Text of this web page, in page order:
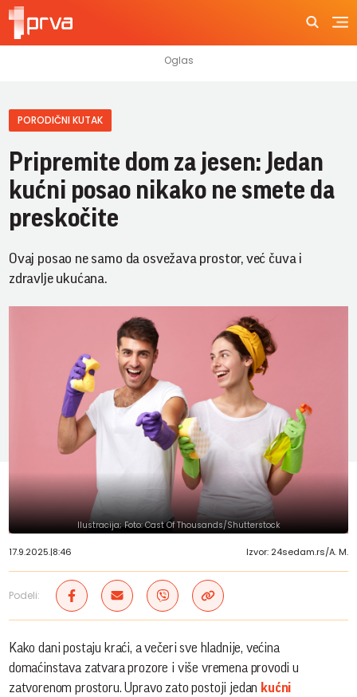
PORODIČNI KUTAK
Pripremite dom za jesen: Jedan
kućni posao nikako ne smete da
preskočite
Ovaj posao ne samo da osvežava prostor, već čuva i
zdravlje ukućana.
Ilustracija; Foto: Cast Of Thousands/Shutterstock
17.9.2025.|8:46 Izvor: 24sedam.rs/A. M.
Podeli:
Kako dani postaju kraći, a večeri sve hladnije, većina
domaćinstava zatvara prozore i više vremena provodi u
zatvorenom prostoru. Upravo zato postoji jedan kućni